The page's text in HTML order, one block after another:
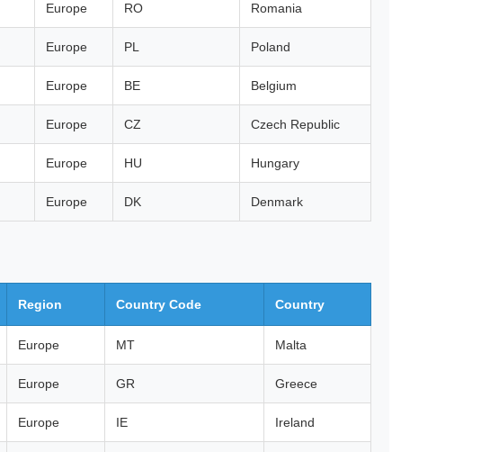
Europe RO Romania
Europe PL Poland
Europe BE Belgium
Europe CZ Czech Republic
Europe HU Hungary
Europe DK Denmark
Region Country Code Country
Europe MT Malta
Europe GR Greece
Europe IE Ireland